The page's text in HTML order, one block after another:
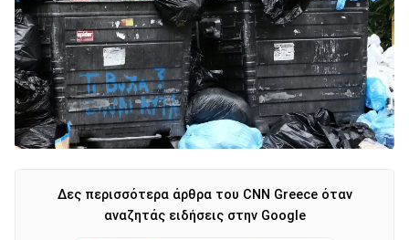
Δες περισσότερα άρθρα του CNN Greece όταν
αναζητάς ειδήσεις στην Google